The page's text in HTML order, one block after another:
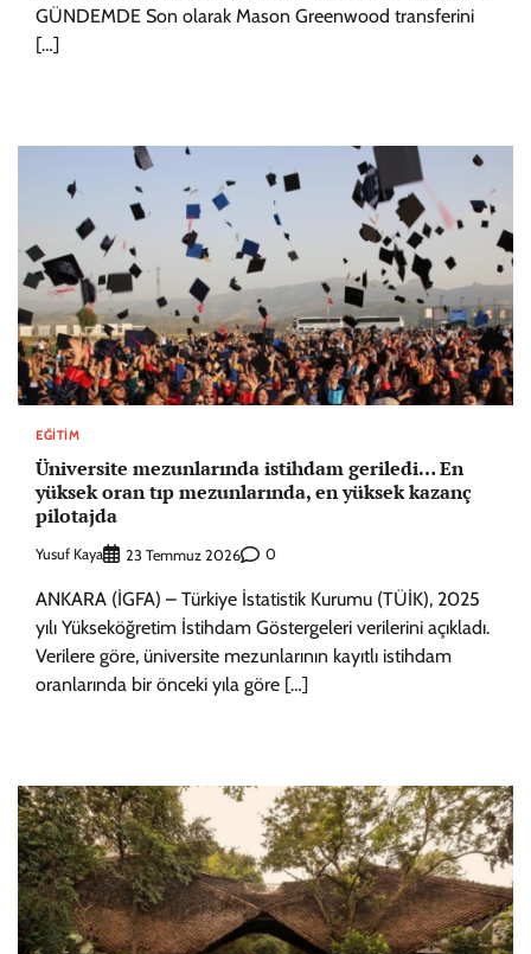
GÜNDEMDE Son olarak Mason Greenwood transferini
[…]
EĞITIM
Üniversite mezunlarında istihdam geriledi… En
yüksek oran tıp mezunlarında, en yüksek kazanç
pilotajda
Yusuf Kaya 23 Temmuz 2026 0
ANKARA (İGFA) – Türkiye İstatistik Kurumu (TÜİK), 2025
yılı Yükseköğretim İstihdam Göstergeleri verilerini açıkladı.
Verilere göre, üniversite mezunlarının kayıtlı istihdam
oranlarında bir önceki yıla göre […]